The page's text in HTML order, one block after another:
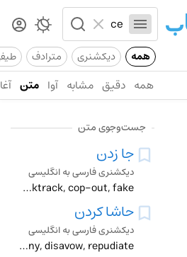
همه دیکشنری مترادف
همه دقیق مشابه آوا متن
جست‌وجوی متن
جا زدن
دیکشنری فارسی به انگلیسی
backtrack, cop-out, fake
حاشا کردن
دیکشنری فارسی به انگلیسی
backtrack, deny, disavow, repudiate